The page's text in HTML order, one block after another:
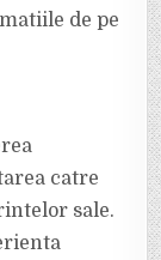
de pe
catre
sale.